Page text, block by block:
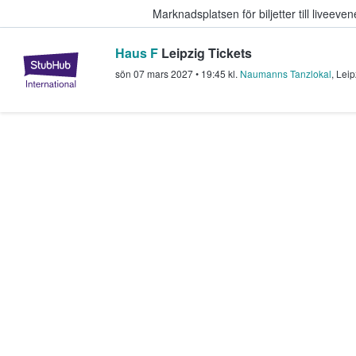
Marknadsplatsen för biljetter till
StubHub – där fans köper och
Haus F Leipzig Tickets
sön 07 mars 2027• 19:45 kl. Naumanns Tanzlokal,